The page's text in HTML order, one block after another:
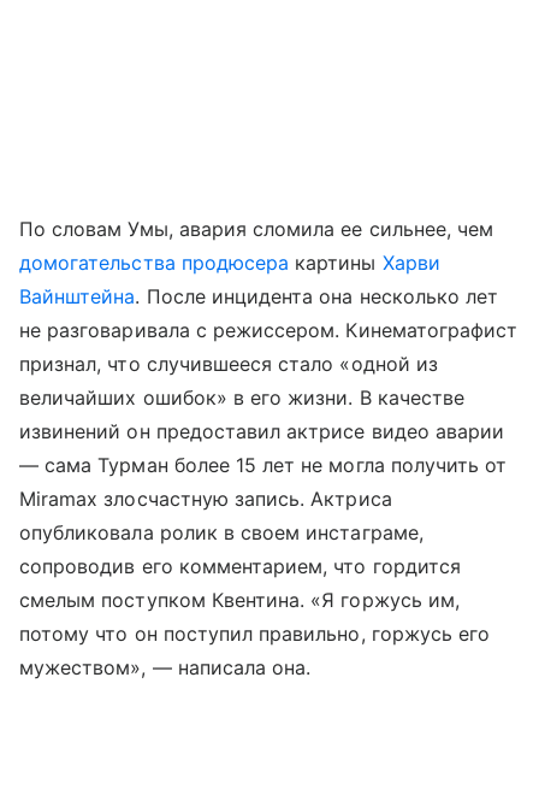
По словам Умы, авария сломила ее сильнее, чем
домогательства продюсера картины Харви
Вайнштейна. После инцидента она несколько лет
не разговаривала с режиссером. Кинематографист
признал, что случившееся стало «одной из
величайших ошибок» в его жизни. В качестве
извинений он предоставил актрисе видео аварии
— сама Турман более 15 лет не могла получить от
Miramax злосчастную запись. Актриса
опубликовала ролик в своем инстаграме,
сопроводив его комментарием, что гордится
смелым поступком Квентина. «Я горжусь им,
потому что он поступил правильно, горжусь его
мужеством», — написала она.